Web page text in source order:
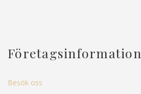
Företagsinformation
Besök oss